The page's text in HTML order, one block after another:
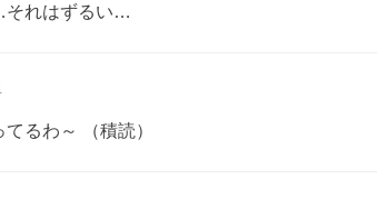
それはずるい…
るわ～ （積読）